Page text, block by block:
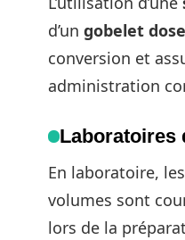
d’un gobelet
conversion et
administration
Laboratoires
En laboratoire,
volumes sont
lors de la